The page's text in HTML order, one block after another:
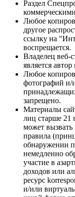
Раздел
Любое
другое
ссылку на
воспрещается.
Владелец веб-
является
Любое
фотографий и/
запрещено.
Материалы
лиц старше 21
может
правила
обнаружении
немедленно
участие в
доходов или
ресурс
и/или